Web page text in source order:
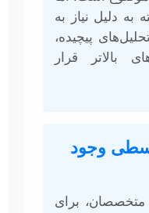
دلیل نیاز به
پیچیده،
بالاتر قرار
وجود
متخصصان، برای